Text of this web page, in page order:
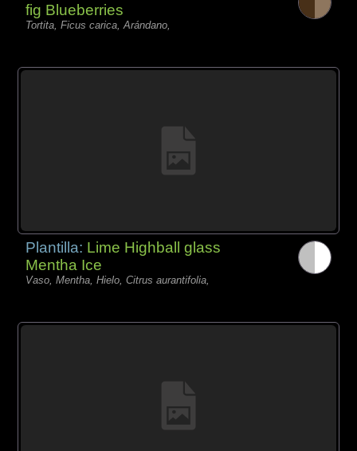
fig Blueberries
Tortita, Ficus carica, Arándano,
Plantilla: Lime Highball glass
Mentha Ice
Vaso, Mentha, Hielo, Citrus aurantifolia,